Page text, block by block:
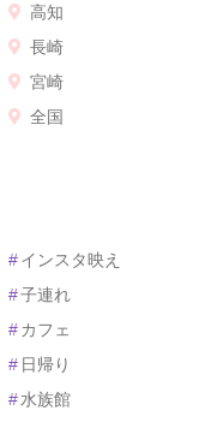
高知
長崎
宮崎
全国
#インスタ映え
#子連れ
# カフェ
# 日帰り
#水族館